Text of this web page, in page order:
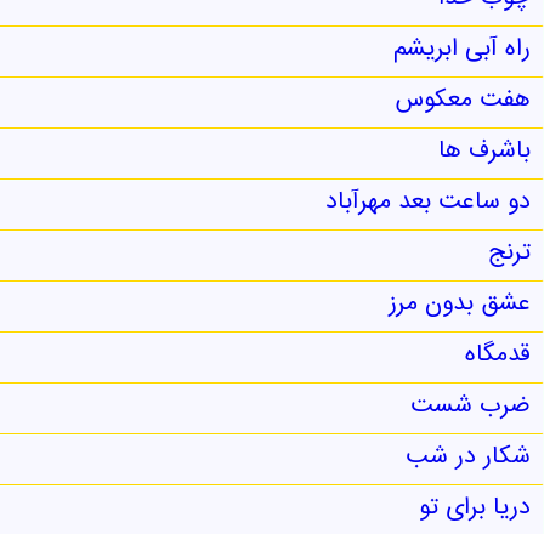
راه آبی ابریشم
هفت معکوس
باشرف ها
دو ساعت بعد مهرآباد
ترنج
عشق بدون مرز
قدمگاه
ضرب شست
شکار در شب
دریا برای تو